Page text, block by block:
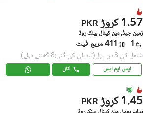
PKR 1.57 کروڑ
زمین جیڈ, مین کینال بینک روڈ
1 411 مربع فیٹ
شامل کی:3 دن پہل (تبدیلی کی گئی:8 گھنٹے پہلے)
ایس ایم ایس کال
PKR 1.45 کروڑ